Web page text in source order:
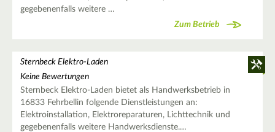
gegebenenfalls weitere …
Zum Betrieb
Sternbeck Elektro-Laden
Keine Bewertungen
Sternbeck Elektro-Laden bietet als Handwerksbetrieb in
16833 Fehrbellin folgende Dienstleistungen an:
Elektroinstallation, Elektroreparaturen, Lichttechnik und
gegebenenfalls weitere Handwerksdienste.…